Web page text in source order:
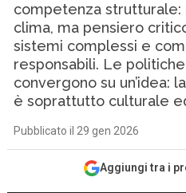
competenza strutturale:
clima, ma pensiero
sistemi complessi e
responsabili. Le
convergono su un’idea:
è soprattutto culturale
Pubblicato il 29 gen 2026
Aggiungi tra i